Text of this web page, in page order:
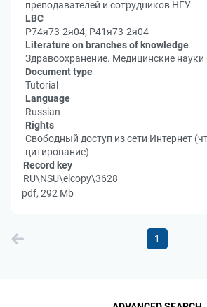
преподавателей и сотрудников НГУ
LBC
Р74я73-2я04; Р41я73-2я04
Literature on branches of knowledge
Здравоохранение. Медицинские науки
Document type
Tutorial
Language
Russian
Rights
Свободный доступ из сети Интернет
цитирование)
Record key
RU\NSU\elcopy\3628
pdf, 292 Mb
1